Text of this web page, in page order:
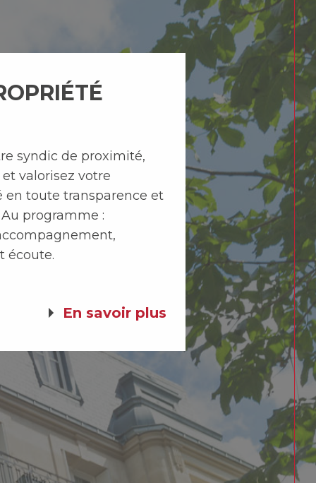
valorisez votre
en toute transparence et
programme :
écoute.
En savoir plus